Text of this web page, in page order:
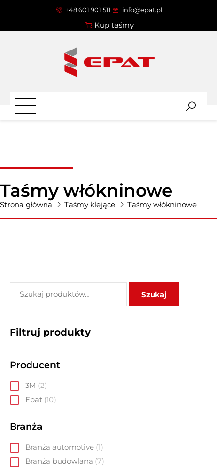
+48 601 901 511 info@epat.pl
Kup taśmy
Taśmy włókninowe
Strona główna Taśmy klejące Taśmy włókninowe
Szukaj
Filtruj produkty
Producent
3M 2
Epat 10
Branża
Branża automotive 1
Branża budowlana 7